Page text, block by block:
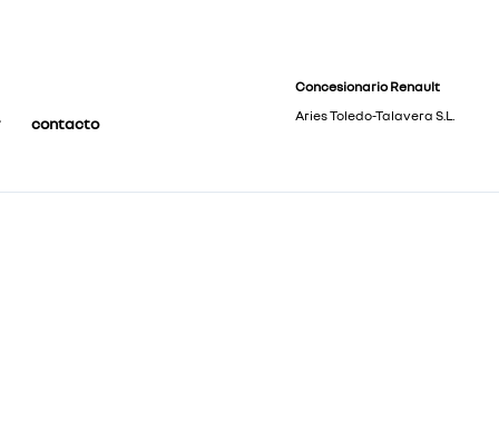
contacto
Concesionario Renault
Aries Toledo-Talavera S.L.